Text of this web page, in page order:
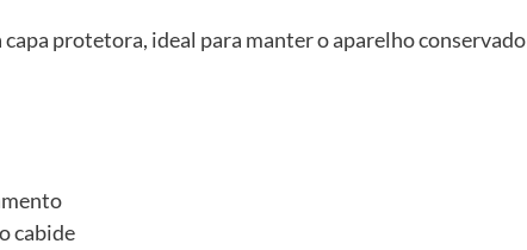
protetora, ideal para manter o aparelho conservado
cabide